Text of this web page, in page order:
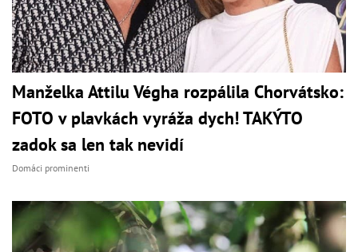
Manželka Attilu Végha rozpálila Chorvátsko:
FOTO v plavkách vyráža dych! TAKÝTO
zadok sa len tak nevidí
Domáci prominenti